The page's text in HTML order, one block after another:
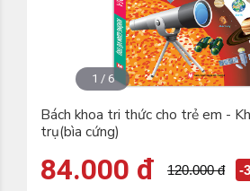
1 / 6
Bách khoa tri thức cho trẻ em -
trụ(bìa cứng)
84.000 đ 120.000 đ -